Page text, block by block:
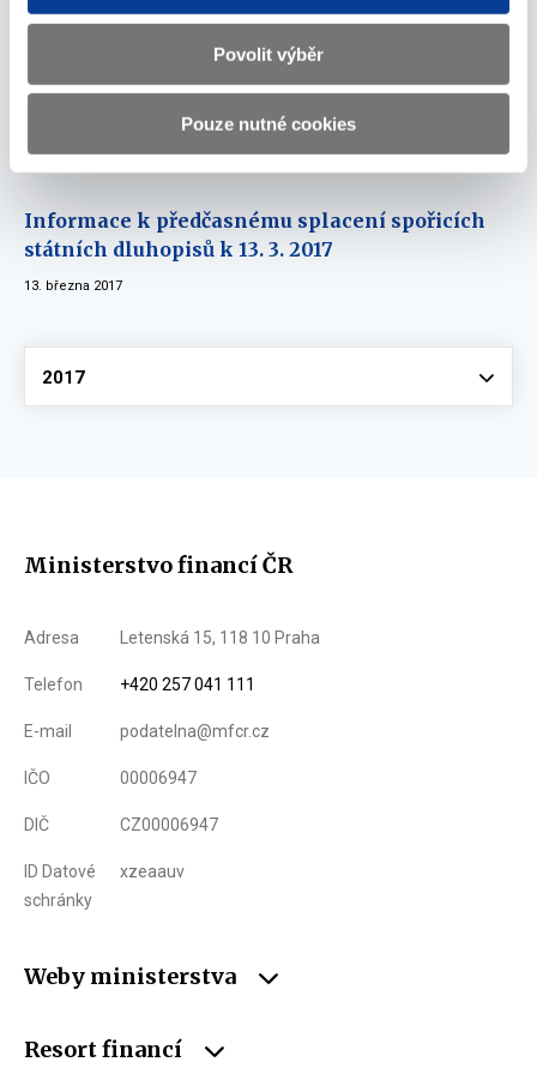
Povolit výběr
Pouze nutné cookies
březen 2017
Informace k předčasnému splacení spořicích
státních dluhopisů k 31. 3. 2017
Informace k předčasnému splacení spořicích
státních dluhopisů k 13. 3. 2017
13. března 2017
Vyberte
2017
Ministerstvo financí ČR
Adresa Letenská 15, 118 10 Praha
Telefon +420 257 041 111
E-mail podatelna@mfcr.cz
IČO 00006947
DIČ CZ00006947
ID Datové
schránky
xzeaauv
Weby ministerstva
Resort financí